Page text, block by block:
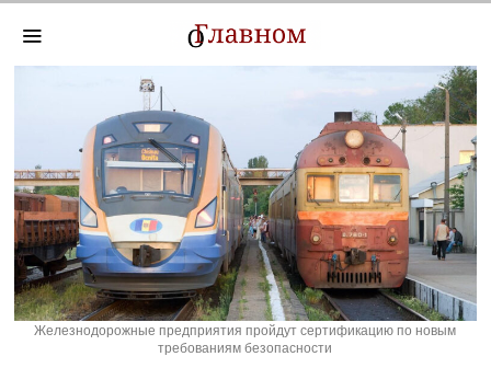
Железнодорожные предприятия пройдут сертификацию по новым
требованиям безопасности